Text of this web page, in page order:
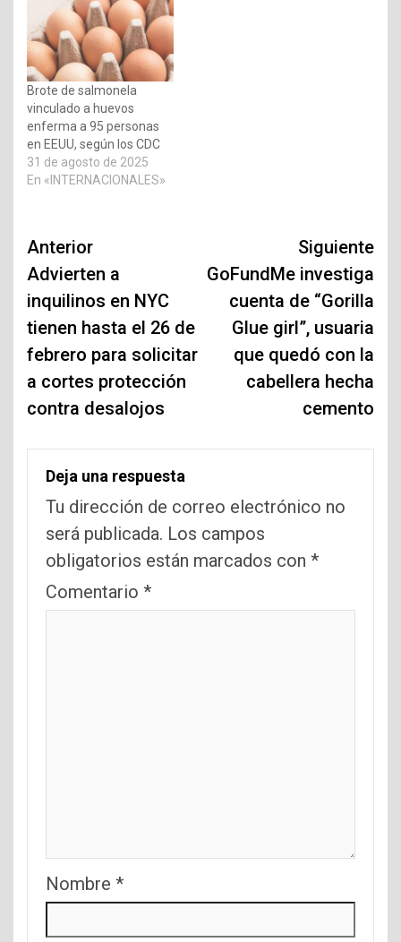
Brote de salmonela
vinculado a huevos
enferma a 95 personas
en EEUU, según los CDC
31 de agosto de 2025
En «INTERNACIONALES»
Navegación
de
entradas
Anterior
Advierten a
inquilinos en NYC
tienen hasta el 26 de
febrero para solicitar
a cortes protección
contra desalojos
Siguiente
GoFundMe investiga
cuenta de “Gorilla
Glue girl”, usuaria
que quedó con la
cabellera hecha
cemento
Deja una respuesta
Tu dirección de correo electrónico no
será publicada. Los campos
obligatorios están marcados con *
Comentario *
Nombre *